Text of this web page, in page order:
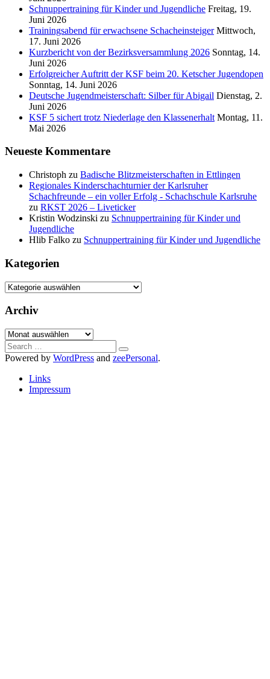
Schnuppertraining für Kinder und Jugendliche Freitag, 19.
Juni 2026
Trainingsabend für erwachsene Schacheinsteiger Mittwoch,
17. Juni 2026
Kurzbericht von der Bezirksversammlung 2026 Sonntag, 14.
Juni 2026
Erfolgreicher Auftritt der KSF beim 20. Ketscher Jugendopen
Sonntag, 14. Juni 2026
Deutsche Jugendmeisterschaft: Silber für Abigail Dienstag, 2.
Juni 2026
KSF 5 sichert trotz Niederlage den Klassenerhalt Montag, 11.
Mai 2026
Neueste Kommentare
Christoph zu Badische Blitzmeisterschaften in Ettlingen
Regionales Kinderschachturnier der Karlsruher
Schachfreunde – ein voller Erfolg - Schachschule Karlsruhe
zu RKST 2026 – Liveticker
Kristin Wodzinski zu Schnuppertraining für Kinder und
Jugendliche
Hlib Falko zu Schnuppertraining für Kinder und Jugendliche
Kategorien
Kategorien
Archiv
Archiv
Search
for:
Powered by WordPress and zeePersonal.
Links
Impressum